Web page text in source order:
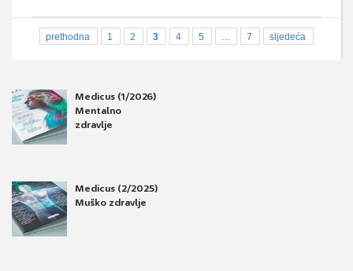
prethodna 1 2 3 4 5 ... 7 sljedeća
Medicus (1/2026)
Mentalno
zdravlje
Medicus (2/2025)
Muško zdravlje